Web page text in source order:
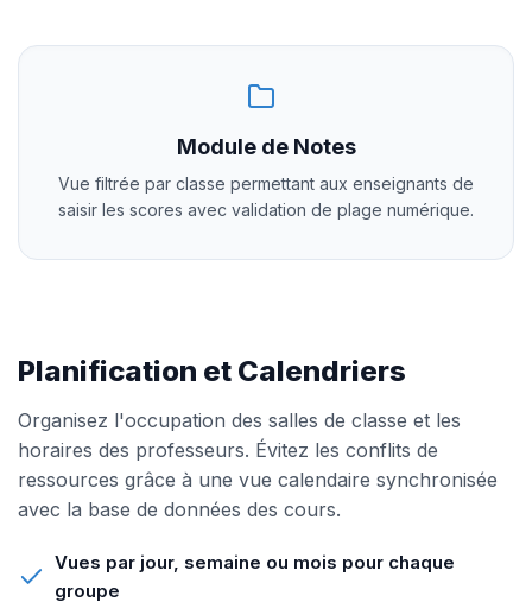
Module de Notes
Vue filtrée par classe permettant aux enseignants de
saisir les scores avec validation de plage numérique.
Planification et Calendriers
Organisez l'occupation des salles de classe et les
horaires des professeurs. Évitez les conflits de
ressources grâce à une vue calendaire synchronisée
avec la base de données des cours.
Vues par jour, semaine ou mois pour chaque
groupe